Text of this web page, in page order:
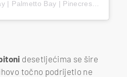
desetljećima se šire
točno podrijetlo ne